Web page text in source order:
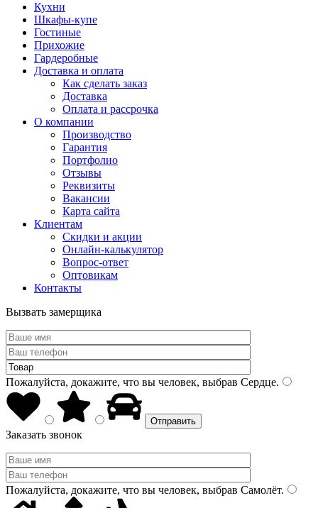
Кухни
Шкафы-купе
Гостиные
Прихожие
Гардеробные
Доставка и оплата
Как сделать заказ
Доставка
Оплата и рассрочка
О компании
Производство
Гарантия
Портфолио
Отзывы
Реквизиты
Вакансии
Карта сайта
Клиентам
Скидки и акции
Онлайн-калькулятор
Вопрос-ответ
Оптовикам
Контакты
Вызвать замерщика
Пожалуйста, докажите, что вы человек, выбрав Сердце.
Заказать звонок
Пожалуйста, докажите, что вы человек, выбрав Самолёт.